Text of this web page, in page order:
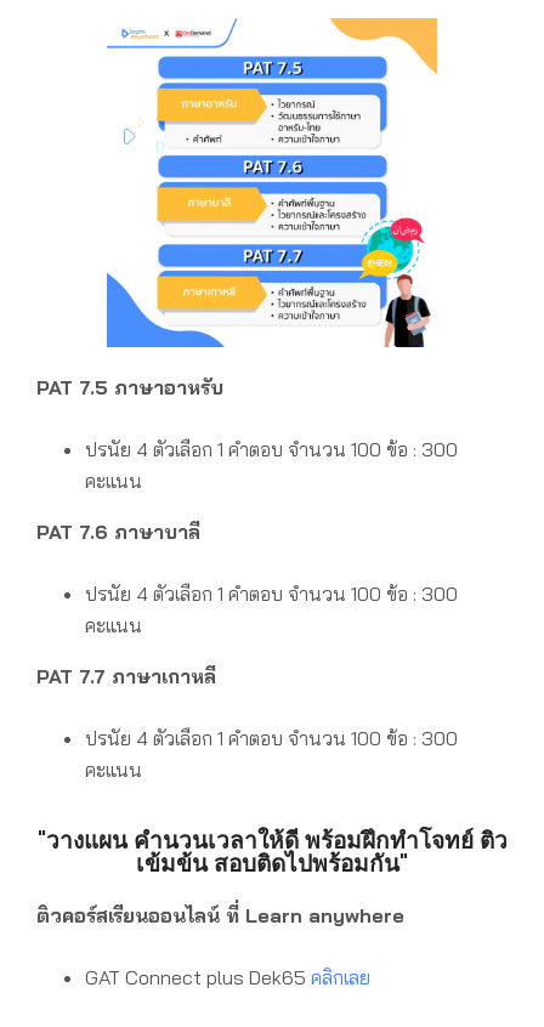
PAT 7.5 ภาษาอาหรับ
ปรนัย 4 ตัวเลือก 1 คำตอบ จำนวน 100 ข้อ : 300
คะแนน
PAT 7.6 ภาษาบาลี
ปรนัย 4 ตัวเลือก 1 คำตอบ จำนวน 100 ข้อ : 300
คะแนน
PAT 7.7 ภาษาเกาหลี
ปรนัย 4 ตัวเลือก 1 คำตอบ จำนวน 100 ข้อ : 300
คะแนน
"วางแผน คำนวนเวลาให้ดี พร้อมฝึกทำโจทย์ ติว
เข้มข้น สอบติดไปพร้อมกัน"
ติวคอร์สเรียนออนไลน์ ที่ Learn anywhere
GAT Connect plus Dek65 คลิกเลย